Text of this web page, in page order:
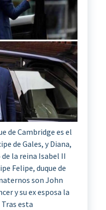
de Cambridge es el
de Gales, y Diana,
la reina Isabel II
Felipe, duque de
son John
y su ex esposa la
esta